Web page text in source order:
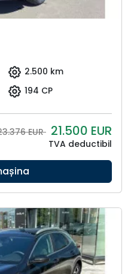
2.500 km
194 CP
EUR 21.500 EUR
TVA deductibil